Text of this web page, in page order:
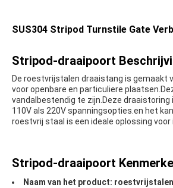
SUS304 Stripod Turnstile Gate
Stripod-draaipoort
De roestvrijstalen draaistang is gemaakt
voor openbare en particuliere
vandalbestendig te zijn.Deze
110V als 220V spanningsopties.en het
roestvrij staal is een ideale oplossing
Stripod-draaipoort
Naam van het product: